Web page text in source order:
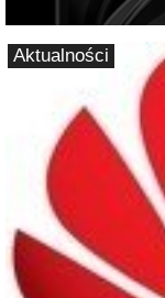
Aktualności